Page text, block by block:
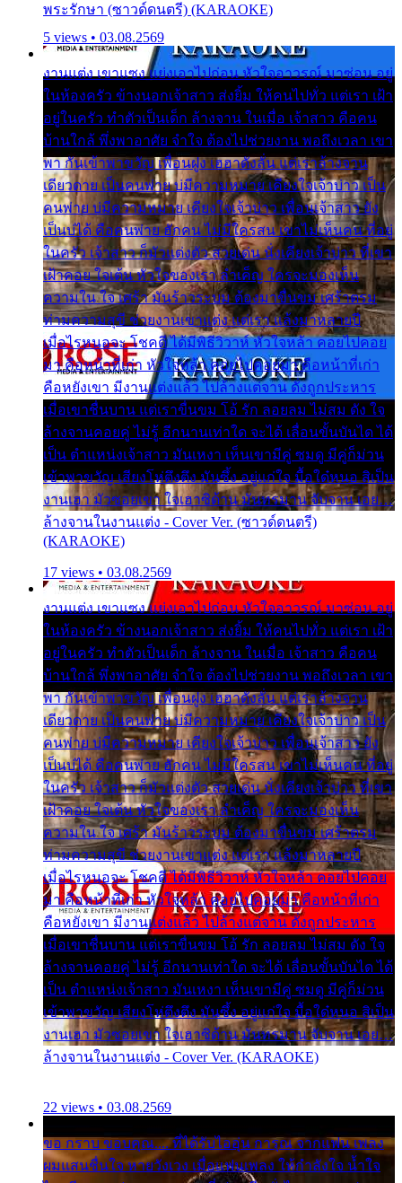
พระรักษา (ซาวด์ดนตรี) (KARAOKE)
5 views • 03.08.2569
งานแต่ง เขาแซง แย่งเอาไปก่อน หัวใจอาวรณ์ มาซ่อน อยู่
ในห้องครัว ข้างนอกเจ้าสาว ส่งยิ้ม ให้คนไปทั่ว แต่เรา เฝ้า
อยู่ในครัว ทำตัวเป็นเด็ก ล้างจาน ในเมื่อ เจ้าสาว คือคน
บ้านใกล้ พึ่งพาอาศัย จำใจ ต้องไปช่วยงาน พอถึงเวลา เขา
พา กันเข้าพาขวัญ เพื่อนฝูง เฮฮาดังลั่น แต่เราล้างจาน
เดียวดาย เป็นคนพ่าย บ่มีความหมาย เคียงใจเจ้าบ่าว เป็น
คนพ่าย บ่มีความหมาย เคียงใจเจ้าบ่าว เพื่อนเจ้าสาว ยัง
เป็นบ่ได้ คือคนพ่าย ฮักคน ไม่มีใครสน เขาไม่เห็นคน ที่อยู่
ในครัว เจ้าสาว ก็มัวแต่งตัว สวยเด่น นั่งเคียงเจ้าบ่าว ที่เขา
เฝ้าคอย ใจเต้น หัวใจของเรา ลำเค็ญ ใครจะมองเห็น
ความใน ใจ เศร้า มันร้าวระบม ต้องมาขื่นขม เศร้าตรม
ท่ามความสุขี ช่วยงานเขาแต่ง แต่เรา แล้งมาหลายปี
เมื่อไรหนอจะ โชคดี ได้มีพิธีวิวาห์ หัวใจหล้า คอยไปคอย
มา คือหน้าที่เก่า หัวใจหล้า คอยไปคอยมา คือหน้าที่เก่า
คือหยังเขา มีงานแต่งแล้ว ไปล้างแต่จาน ดั่งถูกประหาร
เมื่อเขาชื่นบาน แต่เราขื่นขม โอ้ รัก ลอยลม ไม่สม ดัง ใจ
ล้างจานคอยคู่ ไม่รู้ อีกนานเท่าใด จะได้ เลื่อนขั้นบันได ได้
เป็น ตำแหน่งเจ้าสาว มันเหงา เห็นเขามีคู่ ซมดู มีคู่ก็ม่วน
เข้าพาขวัญ เสียงโห่ตึงตึง มันซึ้ง อยู่แก่ใจ มื้อใด๋หนอ สิเป็น
งานเฮา มัวซอยเขา ใจเฮาซิด้าน มันทรมาน จับจาน เอย…
ล้างจานในงานแต่ง - Cover Ver. (ซาวด์ดนตรี)
(KARAOKE)
17 views • 03.08.2569
งานแต่ง เขาแซง แย่งเอาไปก่อน หัวใจอาวรณ์ มาซ่อน อยู่
ในห้องครัว ข้างนอกเจ้าสาว ส่งยิ้ม ให้คนไปทั่ว แต่เรา เฝ้า
อยู่ในครัว ทำตัวเป็นเด็ก ล้างจาน ในเมื่อ เจ้าสาว คือคน
บ้านใกล้ พึ่งพาอาศัย จำใจ ต้องไปช่วยงาน พอถึงเวลา เขา
พา กันเข้าพาขวัญ เพื่อนฝูง เฮฮาดังลั่น แต่เราล้างจาน
เดียวดาย เป็นคนพ่าย บ่มีความหมาย เคียงใจเจ้าบ่าว เป็น
คนพ่าย บ่มีความหมาย เคียงใจเจ้าบ่าว เพื่อนเจ้าสาว ยัง
เป็นบ่ได้ คือคนพ่าย ฮักคน ไม่มีใครสน เขาไม่เห็นคน ที่อยู่
ในครัว เจ้าสาว ก็มัวแต่งตัว สวยเด่น นั่งเคียงเจ้าบ่าว ที่เขา
เฝ้าคอย ใจเต้น หัวใจของเรา ลำเค็ญ ใครจะมองเห็น
ความใน ใจ เศร้า มันร้าวระบม ต้องมาขื่นขม เศร้าตรม
ท่ามความสุขี ช่วยงานเขาแต่ง แต่เรา แล้งมาหลายปี
เมื่อไรหนอจะ โชคดี ได้มีพิธีวิวาห์ หัวใจหล้า คอยไปคอย
มา คือหน้าที่เก่า หัวใจหล้า คอยไปคอยมา คือหน้าที่เก่า
คือหยังเขา มีงานแต่งแล้ว ไปล้างแต่จาน ดั่งถูกประหาร
เมื่อเขาชื่นบาน แต่เราขื่นขม โอ้ รัก ลอยลม ไม่สม ดัง ใจ
ล้างจานคอยคู่ ไม่รู้ อีกนานเท่าใด จะได้ เลื่อนขั้นบันได ได้
เป็น ตำแหน่งเจ้าสาว มันเหงา เห็นเขามีคู่ ซมดู มีคู่ก็ม่วน
เข้าพาขวัญ เสียงโห่ตึงตึง มันซึ้ง อยู่แก่ใจ มื้อใด๋หนอ สิเป็น
งานเฮา มัวซอยเขา ใจเฮาซิด้าน มันทรมาน จับจาน เอย…
ล้างจานในงานแต่ง - Cover Ver. (KARAOKE)
22 views • 03.08.2569
ขอ กราบ ขอบคุณ.... ที่ได้รับไออุ่น การุณ จากแฟน เพลง
ผมแสนชื่นใจ หายวังเวง เมื่อแฟนเพลง ให้กำลังใจ น้ำใจ